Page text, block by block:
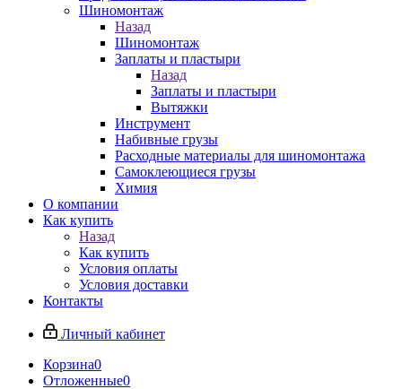
Шиномонтаж
Назад
Шиномонтаж
Заплаты и пластыри
Назад
Заплаты и пластыри
Вытяжки
Инструмент
Набивные грузы
Расходные материалы для шиномонтажа
Самоклеющиеся грузы
Химия
О компании
Как купить
Назад
Как купить
Условия оплаты
Условия доставки
Контакты
Личный кабинет
Корзина0
Отложенные0